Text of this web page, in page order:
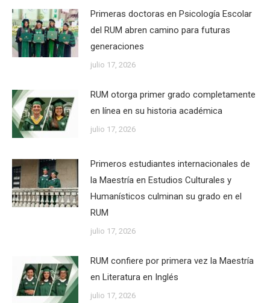
Primeras doctoras en Psicología Escolar
del RUM abren camino para futuras
generaciones
julio 17, 2026
RUM otorga primer grado completamente
en línea en su historia académica
julio 17, 2026
Primeros estudiantes internacionales de
la Maestría en Estudios Culturales y
Humanísticos culminan su grado en el
RUM
julio 17, 2026
RUM confiere por primera vez la Maestría
en Literatura en Inglés
julio 17, 2026